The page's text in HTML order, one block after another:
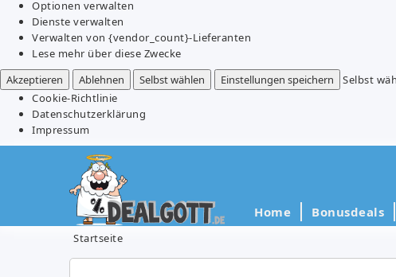
Optionen verwalten
Dienste verwalten
Verwalten von {vendor_count}-Lieferanten
Lese mehr über diese Zwecke
Akzeptieren
Ablehnen Selbst wählen Einstellungen speichern
Selbst
Cookie-Richtlinie
Datenschutzerklärung
Impressum
Home Bonusdeals
Startseite